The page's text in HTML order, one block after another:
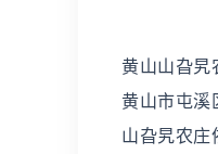
黄山山旮旯
黄山市屯溪
山旮旯农庄